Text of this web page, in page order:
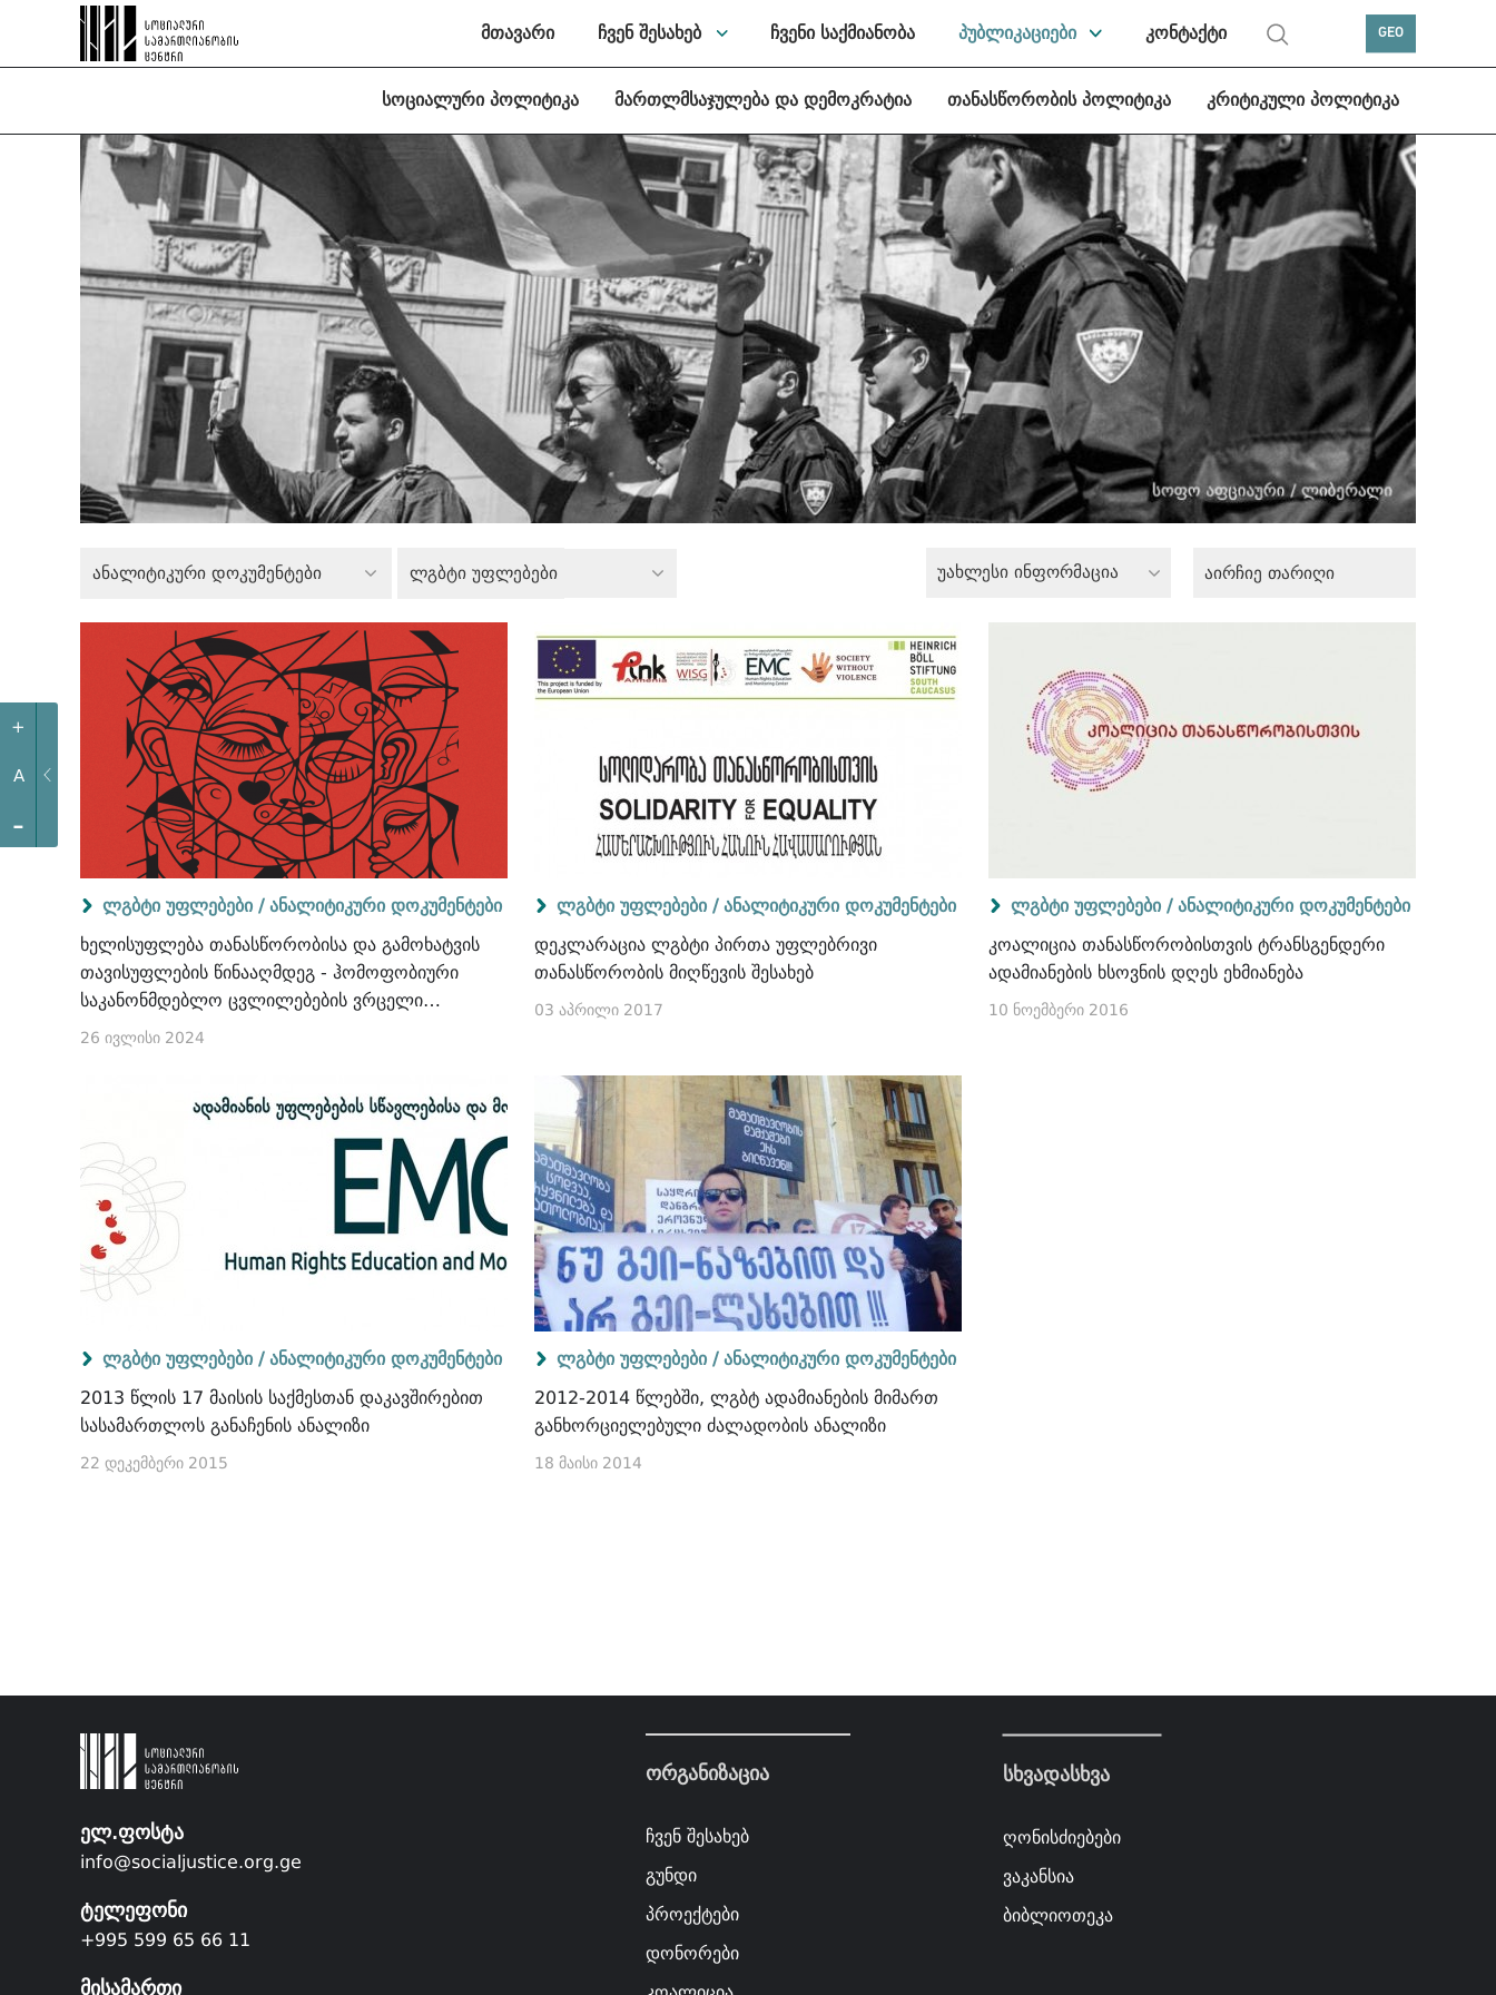
+
A
-
მთავარი ჩვენ შესახებ ჩვენი საქმიანობა პუბლიკაციები კონტაქტი GEO
სოციალური პოლიტიკა მართლმსაჯულება და დემოკრატია თანასწორობის პოლიტიკა კრიტიკული პოლიტიკა
ანალიტიკური დოკუმენტები ლგბტი უფლებები უახლესი ინფორმაცია
ლგბტი უფლებები / ანალიტიკური დოკუმენტები
ხელისუფლება თანასწორობისა და გამოხატვის
თავისუფლების წინააღმდეგ - ჰომოფობიური
საკანონმდებლო ცვლილებების ვრცელი
სამართლებრივი ანალიზი
26 ივლისი 2024
ლგბტი უფლებები / ანალიტიკური დოკუმენტები
დეკლარაცია ლგბტი პირთა უფლებრივი
თანასწორობის მიღწევის შესახებ
03 აპრილი 2017
ლგბტი უფლებები / ანალიტიკური დოკუმენტები
კოალიცია თანასწორობისთვის ტრანსგენდერი
ადამიანების ხსოვნის დღეს ეხმიანება
10 ნოემბერი 2016
ლგბტი უფლებები / ანალიტიკური დოკუმენტები
2013 წლის 17 მაისის საქმესთან დაკავშირებით
სასამართლოს განაჩენის ანალიზი
22 დეკემბერი 2015
ლგბტი უფლებები / ანალიტიკური დოკუმენტები
2012-2014 წლებში, ლგბტ ადამიანების მიმართ
განხორციელებული ძალადობის ანალიზი
18 მაისი 2014
ელ.ფოსტა
info@socialjustice.org.ge
ტელეფონი
+995 599 65 66 11
მისამართი
ორგანიზაცია
ჩვენ შესახებ
გუნდი
პროექტები
დონორები
სხვადასხვა
ღონისძიებები
ვაკანსია
ბიბლიოთეკა